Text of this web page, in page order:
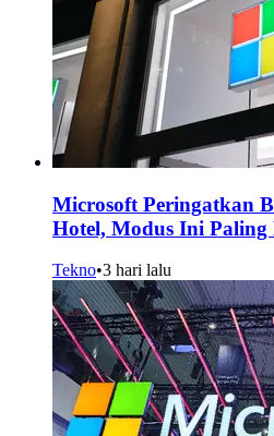
Microsoft Peringatkan
Hotel, Modus Ini Paling
Tekno•3 hari lalu